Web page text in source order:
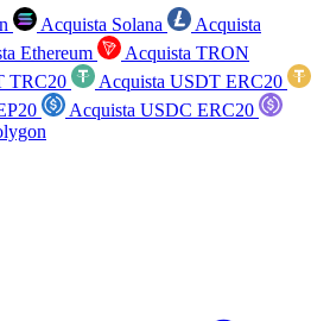
Acquista Solana
Acquista
Ethereum
Acquista TRON
TRC20
Acquista USDT ERC20
Acquista USDC ERC20